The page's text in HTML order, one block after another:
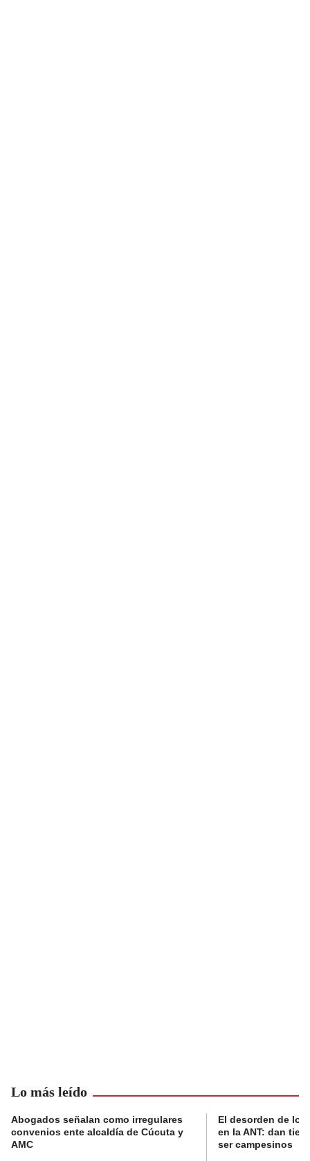
Lo más leído
Abogados señalan como irregulares
convenios ente alcaldía de Cúcuta y
AMC
El desorden de
en la ANT: dan
ser campesinos